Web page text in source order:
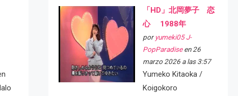
「HD」北岡夢子 恋
心 1988年
por yumeki05 J-
PopParadiseen 26
marzo 2026 a las 3:57
Yumeko Kitaoka /
Koigokoro